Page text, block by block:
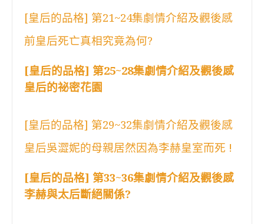
[皇后的品格] 第21~24集劇情介紹及觀後感
前皇后死亡真相究竟為何?
[皇后的品格] 第25~28集劇情介紹及觀後感
皇后的祕密花園
[皇后的品格] 第29~32集劇情介紹及觀後感
皇后吳澀妮的母親居然因為李赫皇室而死 !
[皇后的品格] 第33~36集劇情介紹及觀後感
李赫與太后斷絕關係?